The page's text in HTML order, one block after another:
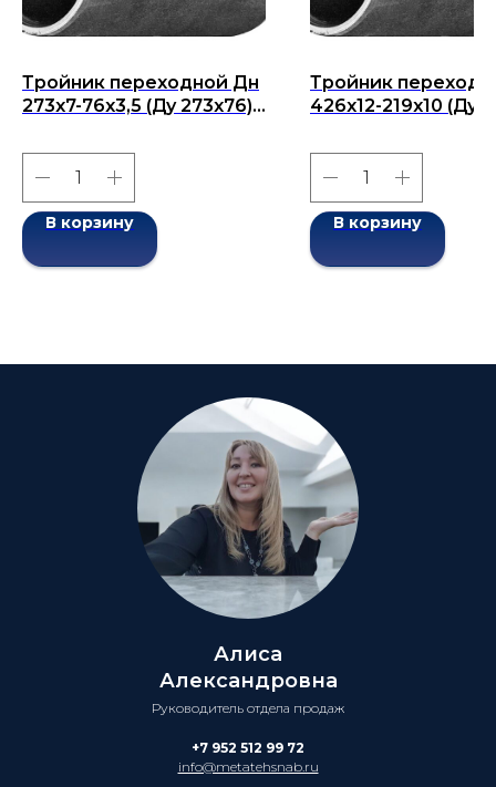
Тройник переходной Дн
273x7-76x3,5 (Ду 273x76)
2001
В корзину
Тройник
426х12-219х10 (Ду
ГОСТ 17376-2001
В корзину
Алиса
Александровна
Руководитель отдела продаж
+7 952 512 99 72
info@metatehsnab.ru